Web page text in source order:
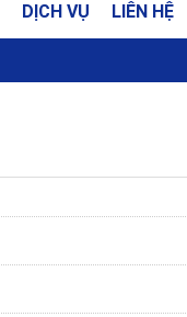
DỊCH VỤ LIÊN HỆ